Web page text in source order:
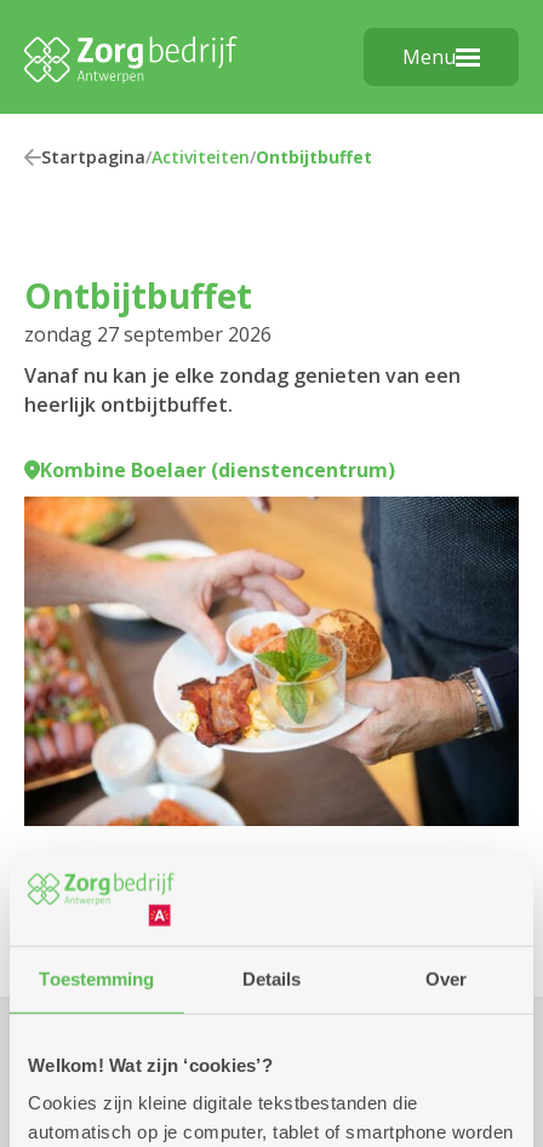
Toestemming Details Over
Welkom! Wat zijn ‘cookies’?
Cookies zijn kleine digitale tekstbestanden die
automatisch op je computer, tablet of smartphone worden
Menu
Startpagina/Activiteiten/Ontbijtbuffet
Ontbijtbuffet
zondag 27 september 2026
Vanaf nu kan je elke zondag genieten van een
heerlijk ontbijtbuffet.
Kombine Boelaer (dienstencentrum)
Culinair
Praktisch